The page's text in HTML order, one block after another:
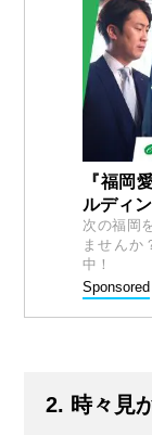
『福岡
ルディ
次の福岡
ませんか
中！
Sponsored
2. 時々見